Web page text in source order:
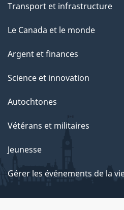
Transport et infrastructure
Le Canada et le monde
Argent et finances
Science et innovation
Autochtones
Vétérans et militaires
Jeunesse
Gérer les événements de la